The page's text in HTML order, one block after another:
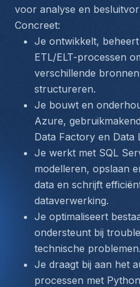
voor analyse en
Concreet:
Je ontwikkelt,
ETL/ELT-processen
verschillende
structureren.
Je bouwt en
Azure,
Data Factory en Data
Je werkt met SQL
modelleren, opslaan
data en schrijft
dataverwerking.
Je optimaliseert
ondersteunt bij
technische problemen.
Je draagt bij aan het
processen met